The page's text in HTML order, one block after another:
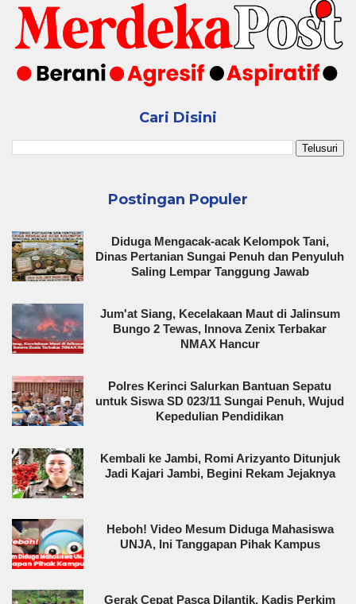
Cari Disini
Postingan Populer
Diduga Mengacak-acak Kelompok Tani,
Dinas Pertanian Sungai Penuh dan Penyuluh
Saling Lempar Tanggung Jawab
Jum'at Siang, Kecelakaan Maut di Jalinsum
Bungo 2 Tewas, Innova Zenix Terbakar
NMAX Hancur
Polres Kerinci Salurkan Bantuan Sepatu
untuk Siswa SD 023/11 Sungai Penuh, Wujud
Kepedulian Pendidikan
Kembali ke Jambi, Romi Arizyanto Ditunjuk
Jadi Kajari Jambi, Begini Rekam Jejaknya
Heboh! Video Mesum Diduga Mahasiswa
UNJA, Ini Tanggapan Pihak Kampus
Gerak Cepat Pasca Dilantik, Kadis Perkim